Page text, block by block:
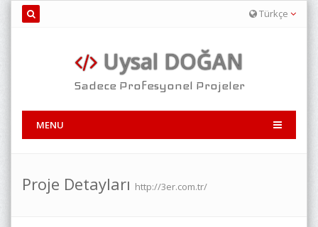
Türkçe
Uysal DOĞAN
Sadece Profesyonel Projeler
MENU
Proje Detayları http://3er.com.tr/